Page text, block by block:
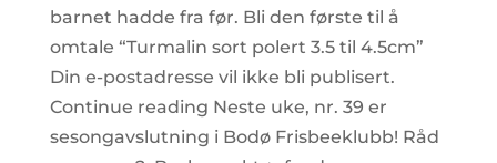
barnet hadde fra før. Bli den første til å
omtale “Turmalin sort polert 3.5 til 4.5cm”
Din e-postadresse vil ikke bli publisert.
Continue reading Neste uke, nr. 39 er
sesongavslutning i Bodø Frisbeeklubb! Råd